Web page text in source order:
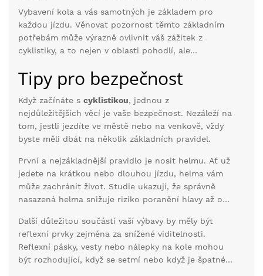
Vybavení kola a vás samotných je základem pro
každou jízdu. Věnovat pozornost těmto základním
potřebám může výrazně ovlivnit váš zážitek z
cyklistiky, a to nejen v oblasti pohodlí, ale
kvalitním vybavením budete připraveni na jakoukoli
výzvu, kterou vám cesta přichystá.
Tipy pro bezpečnost
Když začínáte s cyklistikou, jednou z
nejdůležitějších věcí je vaše bezpečnost. Nezáleží na
tom, jestli jezdíte ve městě nebo na venkově, vždy
byste měli dbát na několik základních pravidel.
První a nejzákladnější pravidlo je nosit helmu. Ať už
jedete na krátkou nebo dlouhou jízdu, helma vám
může zachránit život. Studie ukazují, že správně
nasazená helma snižuje riziko poranění hlavy až o
jen pár minut.
Další důležitou součástí vaší výbavy by měly být
reflexní prvky zejména za snížené viditelnosti.
Reflexní pásky, vesty nebo nálepky na kole mohou
být rozhodující, když se setmí nebo když je špatné